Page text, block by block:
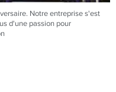
Notre entreprise s'est
d'une passion pour